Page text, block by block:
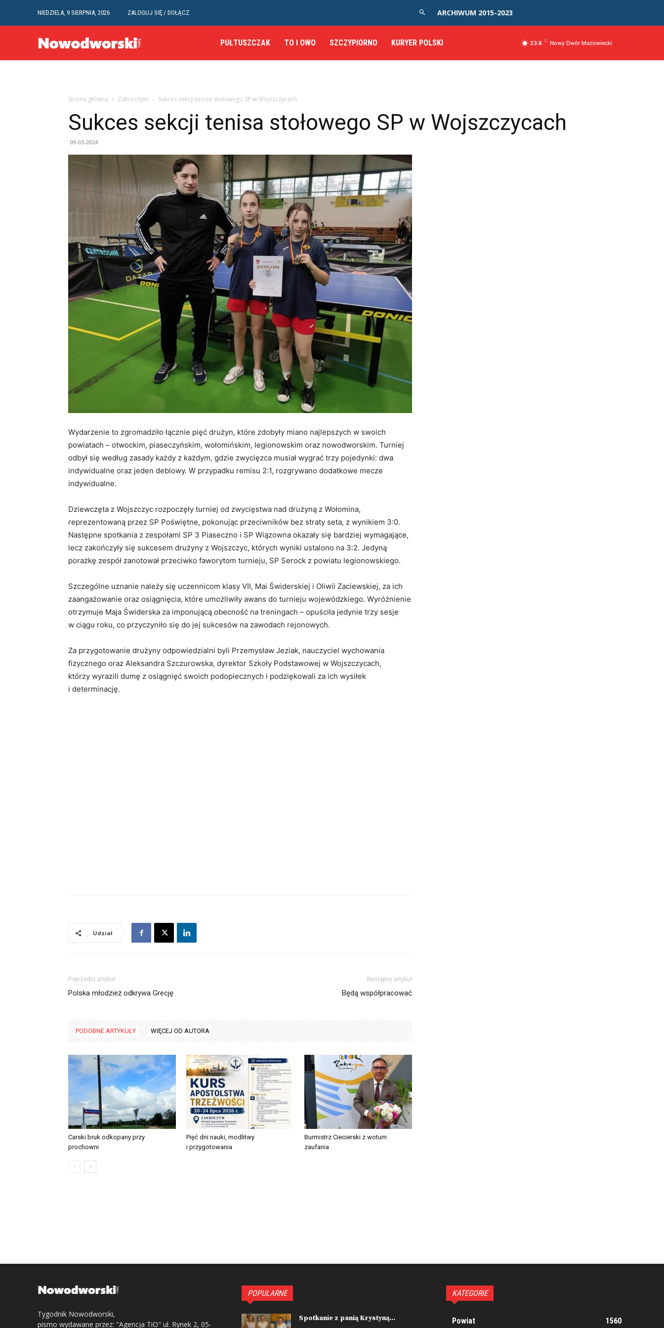
NIEDZIELA, 9 SIERPNIA, 2026 ZALOGUJ SIĘ / DOŁĄCZ ARCHIWUM 2015-2023
PUŁTUSZCZAK TO I OWO SZCZYPIORNO KURYER POLSKI 23.6 C Nowy Dwór Mazowiecki
Strona główna Zakroczym Sukces sekcji tenisa stołowego SP w Wojszczycach
Sukces sekcji tenisa stołowego SP w Wojszczycach
09-03-2024
Wydarzenie to zgromadziło łącznie pięć drużyn, które zdobyły miano najlepszych w swoich
powiatach – otwockim, piaseczyńskim, wołomińskim, legionowskim oraz nowodworskim. Turniej
odbył się według zasady każdy z każdym, gdzie zwycięzca musiał wygrać trzy pojedynki: dwa
indywidualne oraz jeden deblowy. W przypadku remisu 2:1, rozgrywano dodatkowe mecze
indywidualne.
Dziewczęta z Wojszczyc rozpoczęły turniej od zwycięstwa nad drużyną z Wołomina,
reprezentowaną przez SP Poświętne, pokonując przeciwników bez straty seta, z wynikiem 3:0.
Następne spotkania z zespołami SP 3 Piaseczno i SP Wiązowna okazały się bardziej wymagające,
lecz zakończyły się sukcesem drużyny z Wojszczyc, których wyniki ustalono na 3:2. Jedyną
porażkę zespół zanotował przeciwko faworytom turnieju, SP Serock z powiatu legionowskiego.
Szczególne uznanie należy się uczennicom klasy VII, Mai Świderskiej i Oliwii Zaciewskiej, za ich
zaangażowanie oraz osiągnięcia, które umożliwiły awans do turnieju wojewódzkiego. Wyróżnienie
otrzymuje Maja Świderska za imponującą obecność na treningach – opuściła jedynie trzy sesje
w ciągu roku, co przyczyniło się do jej sukcesów na zawodach rejonowych.
Za przygotowanie drużyny odpowiedzialni byli Przemysław Jeziak, nauczyciel wychowania
fizycznego oraz Aleksandra Szczurowska, dyrektor Szkoły Podstawowej w Wojszczycach,
którzy wyrazili dumę z osiągnięć swoich podopiecznych i podziękowali za ich wysiłek
i determinację.
Udział
Poprzedni artykuł
Polska młodzież odkrywa Grecję
Następny artykuł
Będą współpracować
PODOBNE ARTYKUŁY WIĘCEJ OD AUTORA
Carski bruk odkopany przy
prochowni
Pięć dni nauki, modlitwy
i przygotowania
Burmistrz Ciecierski z wotum
zaufania
Tygodnik Nowodworski,
pismo wydawane przez: "Agencja TiO" ul. Rynek 2, 05-
POPULARNE
Spotkanie z panią Krystyną...
KATEGORIE
Powiat 1560